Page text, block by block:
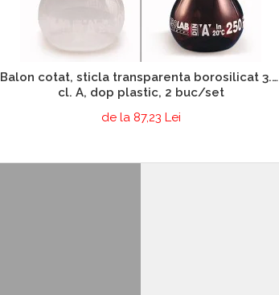
Balon cotat, sticla transparenta borosilicat 3.3,
cl. A, dop plastic, 2 buc/set
de la 87,23 Lei